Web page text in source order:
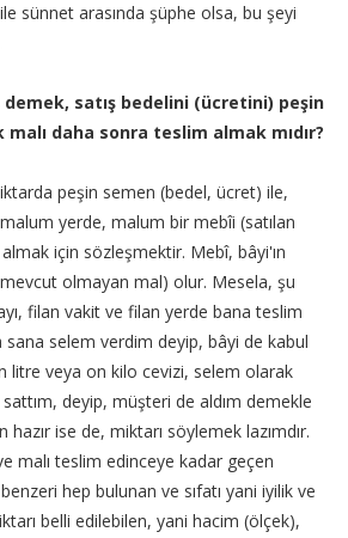
sünnet arasında şüphe olsa, bu şeyi
demek, satış bedelini (ücretini) peşin
malı daha sonra teslim almak mıdır?
peşin semen (bedel, ücret) ile,
yerde, malum bir mebîi (satılan
için sözleşmektir. Mebî, bâyi'ın
mevcut olmayan mal) olur. Mesela, şu
filan vakit ve filan yerde bana teslim
selem verdim deyip, bâyi de kabul
litre veya on kilo cevizi, selem olarak
deyip, müşteri de aldım demekle
ise de, miktarı söylemek lazımdır.
malı teslim edinceye kadar geçen
hep bulunan ve sıfatı yani iyilik ve
belli edilebilen, yani hacim (ölçek),